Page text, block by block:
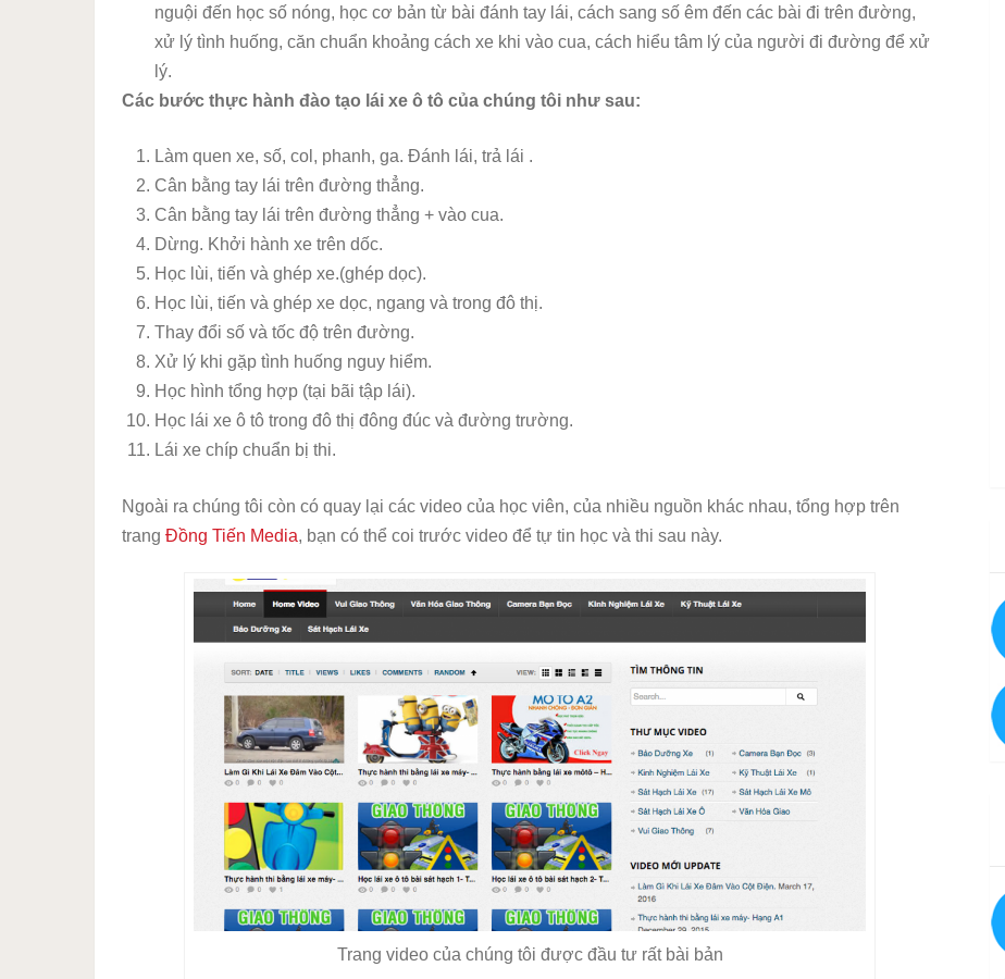
nguội đến học số nóng, học cơ bản từ bài đánh tay lái, cách sang số êm đến các bài đi trên đường,
xử lý tình huống, căn chuẩn khoảng cách xe khi vào cua, cách hiểu tâm lý của người đi đường để xử
lý.
Các bước thực hành đào tạo lái xe ô tô của chúng tôi như sau:
Làm quen xe, số, col, phanh, ga. Đánh lái, trả lái .
Cân bằng tay lái trên đường thẳng.
Cân bằng tay lái trên đường thẳng + vào cua.
Dừng. Khởi hành xe trên dốc.
Học lùi, tiến và ghép xe.(ghép dọc).
Học lùi, tiến và ghép xe dọc, ngang và trong đô thị.
Thay đổi số và tốc độ trên đường.
Xử lý khi gặp tình huống nguy hiểm.
Học hình tổng hợp (tại bãi tập lái).
Học lái xe ô tô trong đô thị đông đúc và đường trường.
Lái xe chíp chuẩn bị thi.
Ngoài ra chúng tôi còn có quay lại các video của học viên, của nhiều nguồn khác nhau, tổng hợp trên
trang Đồng Tiến Media, bạn có thể coi trước video để tự tin học và thi sau này.
Trang video của chúng tôi được đầu tư rất bài bản